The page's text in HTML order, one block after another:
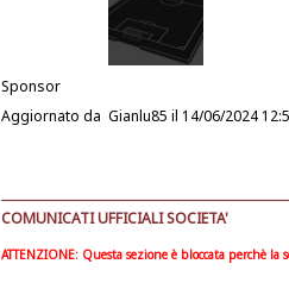
Sponsor
Aggiornato da Gianlu85 il 14/06/2024
COMUNICATI UFFICIALI SOCIETA'
ATTENZIONE: Questa sezione è bloccata perchè